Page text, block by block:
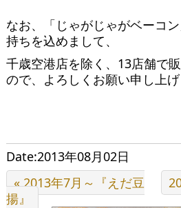
なお、「じゃがじゃがベーコ
持ちを込めまして、
千歳空港店を除く、13店舗で
ので、よろしくお願い申し上げ
Date:2013年08月02日
« 2013年7月～『えだ豆
揚』